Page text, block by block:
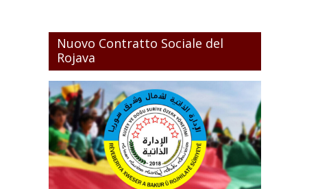
Nuovo Contratto Sociale del
Rojava